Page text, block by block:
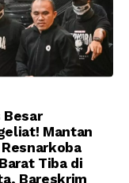
Besar
Mantan
Tiba di
Bareskrim